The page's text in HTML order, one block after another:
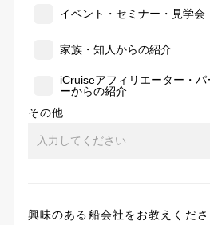
イベント・セミナー・見学会
家族・知人からの紹介
iCruiseアフィリエーター・パ
ーからの紹介
その他
興味のある船会社をお教えくだ